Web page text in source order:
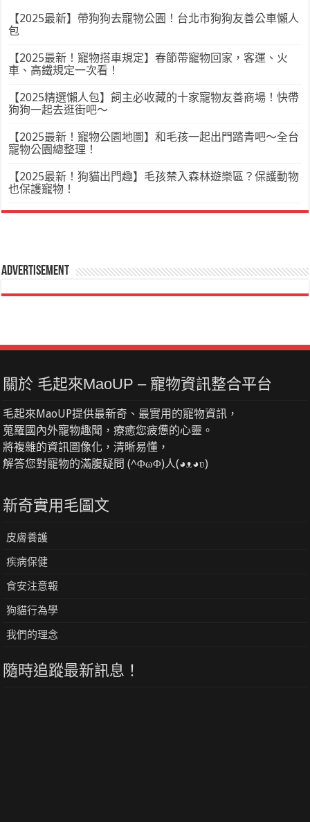
【2025最新】帶狗狗去寵物公園！台北市狗狗友善公車懶人
包
【2025最新！寵物搭車規定】春節帶寵物回家，客運、火
車、高鐵規定一次看！
【2025精選懶人包】飼主必收藏的十家寵物友善商場！快帶
狗狗一起去逛街吧～
【2025最新！寵物公園地圖】和毛孩一起出門踏青吧～全台
寵物公園總整理！
【2025最新！狗貓出門趣】毛孩禁入森林遊樂區？保護動物
也保護寵物！
Advertisement
關於 毛起來MaoUP – 寵物資訊整合平台
毛起來MaoUP提供最新奇、最實用的寵物資訊，
蒐羅國內外寵物趣聞，療癒您疲憊的心靈。
將複雜的資訊圖像化，清晰易懂，
解答您對寵物的滿腹疑問 (^ΦωΦ)人(◕ᴥ◕ʋ)
新奇實用毛圖文
皮膚養護
疾病保健
食安注意報
狗貓行為學
我們的理念
隨時追蹤最新訊息！